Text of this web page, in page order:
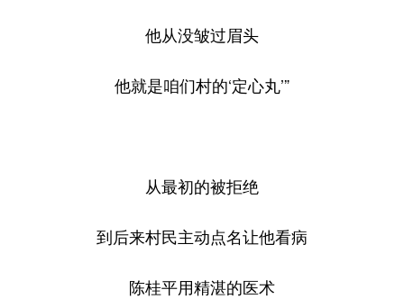
他从没皱过眉头
他就是咱们村的‘定心丸’”
从最初的被拒绝
到后来村民主动点名让他看病
陈桂平用精湛的医术